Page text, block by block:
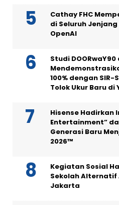
Cathay FHC
di Seluruh
OpenAI
Studi
100% dengan
Tolok Ukur Baru di
Hisense Hadirkan
Entertainment”
Generasi Baru
2026™
Kegiatan Sosial
Sekolah Alternatif
Jakarta